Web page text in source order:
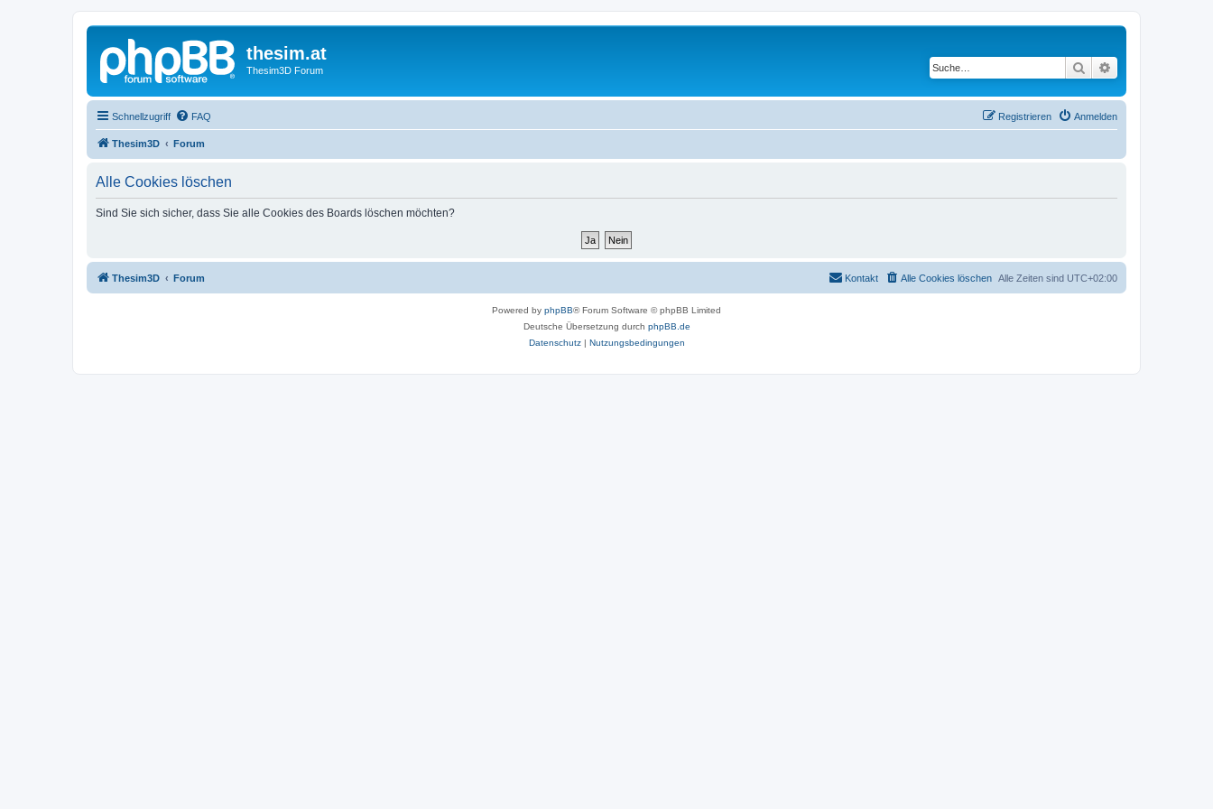
thesim.at
Thesim3D Forum Suche
Schnellzugriff FAQ Anmelden
Registrieren
Thesim3D Forum
Alle Cookies löschen
Sind Sie sich sicher, dass Sie alle Cookies des Boards löschen möchten?
Thesim3D Forum Alle Zeiten sind UTC+02:00
Alle Cookies löschen
Kontakt
Powered by phpBB® Forum Software © phpBB Limited
Deutsche Übersetzung durch phpBB.de
Datenschutz| Nutzungsbedingungen